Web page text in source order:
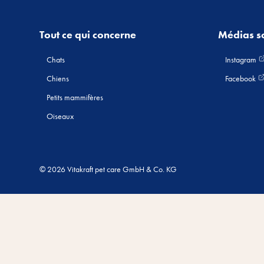
Tout ce qui concerne
Chats
Chiens
Petits mammifères
Oiseaux
Médias
Instagram
Facebook
© 2026 Vitakraft pet care GmbH & Co. KG